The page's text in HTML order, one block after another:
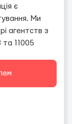
є
Ми
агентств з
11005